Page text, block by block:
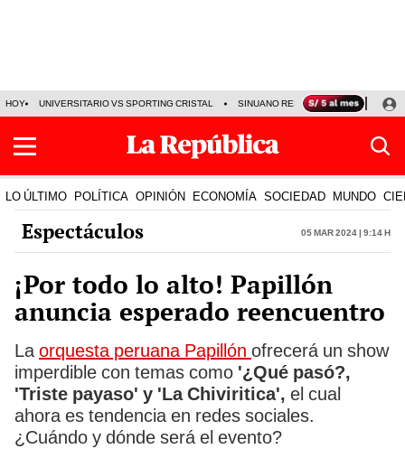
HOY UNIVERSITARIO VS SPORTING CRISTAL SINUANO RESULTADOS HOY
LO ÚLTIMO POLÍTICA OPINIÓN ECONOMÍA SOCIEDAD MUNDO
Espectáculos 05 Mar 2024 | 9:14 h
¡Por todo lo alto! Papillón
anuncia esperado reencuentro
La orquesta peruana Papillón ofrecerá un show
imperdible con temas como '¿Qué pasó?,
'Triste payaso' y 'La Chiviritica', el cual
ahora es tendencia en redes sociales.
¿Cuándo y dónde será el evento?